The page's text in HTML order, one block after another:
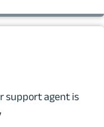
support agent is